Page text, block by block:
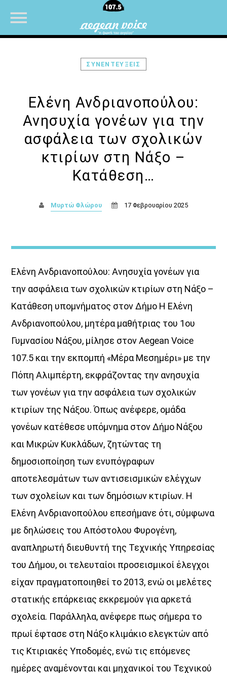
Κοιμάστε με άλλους, ξυπνάτε μαζί
μου
<div [...]
Discover More
UPCOMING SHOWS
Κοιμάστε με άλλους, ξυπνάτε μαζί μου
08:30
«Στο βάθος κήπος»
08:30
22:00
Σημεία & Τέρατα
Μέρα Μεσημέρι
12:00
14:00
ΣΥΝΕΝΤΕΥΞΕΙΣ
Ελένη Ανδριανοπούλου:
Ανησυχία γονέων για την
ασφάλεια των σχολικών
κτιρίων στη Νάξο –
Κατάθεση…
Μυρτώ Φλώρου 17 Φεβρουαρίου 2025
Ελένη Ανδριανοπούλου: Ανησυχία γονέων για
την ασφάλεια των σχολικών κτιρίων στη Νάξο –
Κατάθεση υπομνήματος στον Δήμο Η Ελένη
Ανδριανοπούλου, μητέρα μαθήτριας του 1ου
Γυμνασίου Νάξου, μίλησε στον Aegean Voice
107.5 και την εκπομπή «Μέρα Μεσημέρι» με την
Πόπη Αλιμπέρτη, εκφράζοντας την ανησυχία
των γονέων για την ασφάλεια των σχολικών
κτιρίων της Νάξου. Όπως ανέφερε, ομάδα
γονέων κατέθεσε υπόμνημα στον Δήμο Νάξου
και Μικρών Κυκλάδων, ζητώντας τη
δημοσιοποίηση των ενυπόγραφων
αποτελεσμάτων των αντισεισμικών ελέγχων
των σχολείων και των δημόσιων κτιρίων. Η
Ελένη Ανδριανοπούλου επεσήμανε ότι, σύμφωνα
με δηλώσεις του Απόστολου Φυρογένη,
αναπληρωτή διευθυντή της Τεχνικής Υπηρεσίας
του Δήμου, οι τελευταίοι προσεισμικοί έλεγχοι
είχαν πραγματοποιηθεί το 2013, ενώ οι μελέτες
στατικής επάρκειας εκκρεμούν για αρκετά
σχολεία. Παράλληλα, ανέφερε πως σήμερα το
πρωί έφτασε στη Νάξο κλιμάκιο ελεγκτών από
τις Κτιριακές Υποδομές, ενώ τις επόμενες
ημέρες αναμένονται και μηχανικοί του Τεχνικού